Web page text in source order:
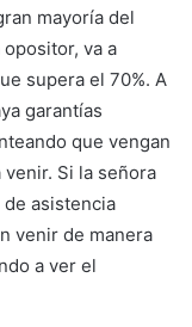
mayoría del
va a
supera el 70%. A
garantías
que vengan
Si la señora
asistencia
venir de manera
a ver el